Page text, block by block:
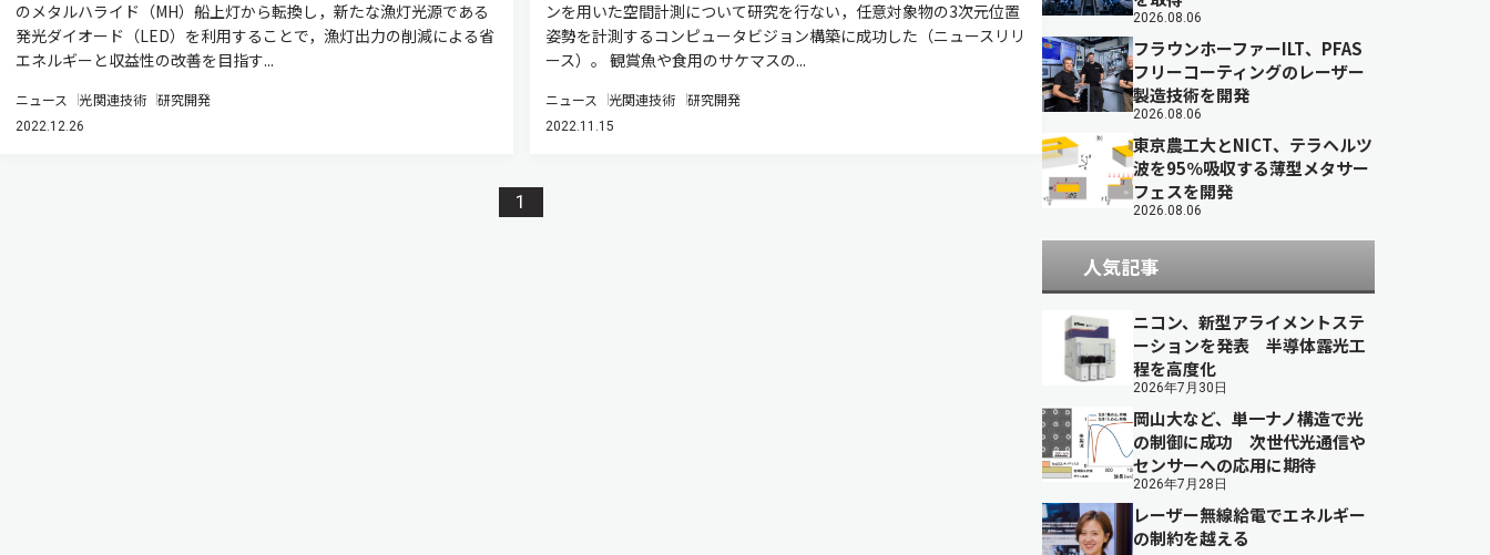
のメタルハライド（MH）船上灯から転換し，新たな漁灯光源である
発光ダイオード（LED）を利用することで，漁灯出力の削減による省
エネルギーと収益性の改善を目指す...
ニュース 光関連技術 研究開発
2022.12.26
ンを用いた空間計測について研究を行ない，任意対象物の3次元位置
姿勢を計測するコンピュータビジョン構築に成功した（ニュースリリ
ース）。 観賞魚や食用のサケマスの...
ニュース 光関連技術 研究開発
2022.11.15
1
2026.08.06
フラウンホーファーILT、PFAS
フリーコーティングのレーザー
製造技術を開発
2026.08.06
東京農工大とNICT、テラヘルツ
波を95％吸収する薄型メタサー
フェスを開発
2026.08.06
人気記事
ニコン、新型アライメントステ
ーションを発表 半導体露光工
程を高度化
2026年7月30日
岡山大など、単一ナノ構造で光
の制御に成功 次世代光通信や
センサーへの応用に期待
2026年7月28日
レーザー無線給電でエネルギー
の制約を越える